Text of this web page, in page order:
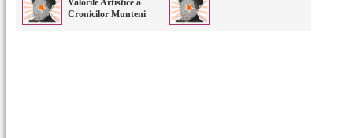
Valorile Artistice a
Cronicilor Munteni